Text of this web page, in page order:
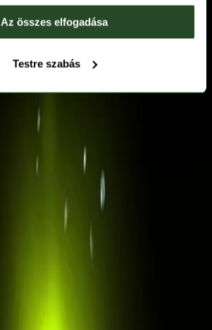
Az összes elfogadása
Testre szabás